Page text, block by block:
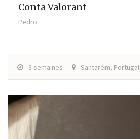
Conta Valorant
Pedro
3 semaines Santarém, Portugal